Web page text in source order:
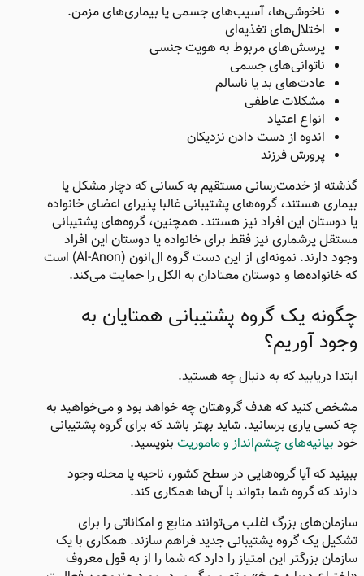
ناخوشی‌ها، آسیب‌های جسمی یا بیماری‌های مزمن.
اختلال‌های تغذیه‌ای
پرسش‌های مربوط به هویت جنسی
ناتوانی‌های جسمی
عادت‌های بد یا ناسالم
مشکلات عاطفی
انواع اعتیاد
اندوه از دست دادن نزدیکان
پرورش فرزند
گذشته از خدمت‌رسانی مستقیم به کسانی که دچار مشکل یا
بیماری هستند، گروه‌های پشتیبانی غالبا پذیرای اعضای خانواده
یا دوستان این افراد نیز هستند. همچنین، گروه‌های پشتیبانی
مستقل پرشماری نیز فقط برای خانواده یا دوستان این افراد
وجود دارند. نمونه‌ای از این دست گروه ال‌انون (Al-Anon) است
که خانواده‌ها و دوستان معتادان به الکل را حمایت می‌کند.
چگونه یک گروه پشتیبانی همتایان به
وجود آوریم؟
ابتدا دریابید که به دنبال چه هستید.
مشخص کنید که هدف گروهتان چه خواهد بود و می‌خواهید به
چه کسی یاری برسانید. شاید بهتر باشد که برای گروه پشتیبانی
خود بیانیه‌های چشم‌انداز و ماموریت بنویسید.
ببینید که آیا گروه‌هایی در سطح کشور، ناحیه یا محله وجود
دارند که گروه شما بتواند با آن‌ها همکاری کند.
سازمان‌های بزرگ اغلب می‌توانند منابع و امکاناتی را برای
تشکیل یک گروه پشتیبانی جدید فراهم سازند. همکاری با یک
سازمان بزرگتر این امتیاز را دارد که شما را از به قول معروف